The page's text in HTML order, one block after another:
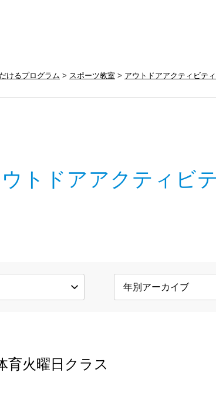
けるプログラム スポーツ教室 アウトドアアクティビテ
トドアアクティビ
育火曜日クラス